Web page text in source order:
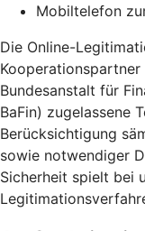
Mobiltelefon
Die Online-
Bundesanstalt für
BaFin) zugelassene
Berücksichtigung
sowie notwendiger
Sicherheit spielt bei